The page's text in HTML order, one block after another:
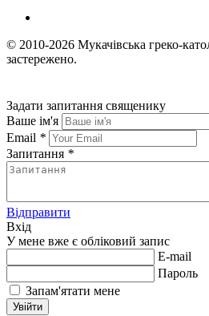
© 2010-2026 Мукачівська греко-
застережено.
Задати запитання священику
Ваше ім'я
Email *
Запитання *
Відправити
Вхід
У мене вже є обліковий запис
E-mail
Пароль
Запам'ятати мене
Увійти